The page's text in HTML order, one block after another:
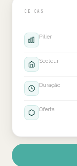
CE CAS
Pilier
Secteur
Duração
Oferta